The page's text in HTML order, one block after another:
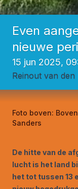
Even
nieuwe
15 jun 2025,
Reinout van den
Foto boven:
Sanders
De hitte van de
lucht is het land
het tot tussen 13